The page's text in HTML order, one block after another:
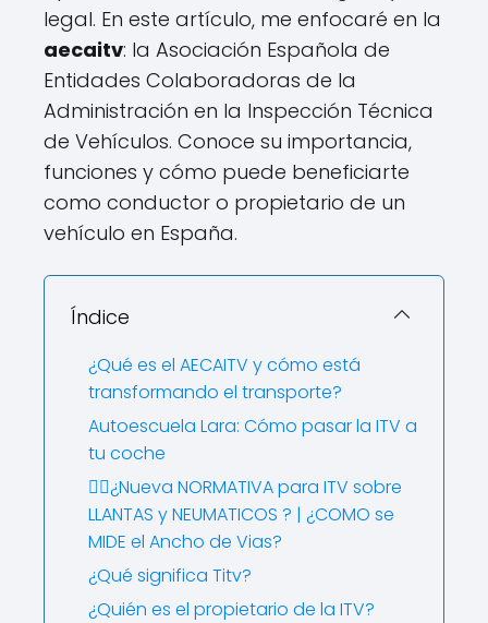
legal. En este artículo, me enfocaré en la
aecaitv: la Asociación Española de
Entidades Colaboradoras de la
Administración en la Inspección Técnica
de Vehículos. Conoce su importancia,
funciones y cómo puede beneficiarte
como conductor o propietario de un
vehículo en España.
Índice
¿Qué es el AECAITV y cómo está
transformando el transporte?
Autoescuela Lara: Cómo pasar la ITV a
tu coche
🤷‍♂️¿Nueva NORMATIVA para ITV sobre
LLANTAS y NEUMATICOS ? | ¿COMO se
MIDE el Ancho de Vias?
¿Qué significa Titv?
¿Quién es el propietario de la ITV?